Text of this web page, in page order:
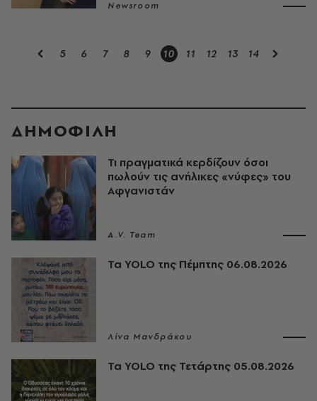
Newsroom
5 6 7 8 9 10 11 12 13 14
ΔΗΜΟΦΙΛΗ
Τι πραγματικά κερδίζουν όσοι
πωλούν τις ανήλικες «νύφες» του
Αφγανιστάν
A.V. Team
Τα YOLO της Πέμπτης 06.08.2026
Λίνα Μανδράκου
Τα YOLO της Τετάρτης 05.08.2026